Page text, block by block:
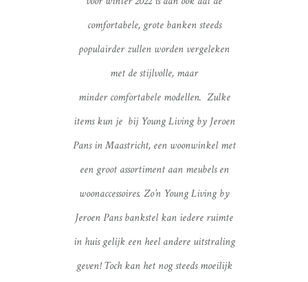
comfortabele, grote banken steeds
populairder zullen worden vergeleken
met de stijlvolle, maar
minder comfortabele modellen. Zulke
items kun je bij Young Living by Jeroen
Pans in Maastricht, een woonwinkel met
een groot assortiment aan meubels en
woonaccessoires. Zo’n Young Living by
Jeroen Pans bankstel kan iedere ruimte
in huis gelijk een heel andere uitstraling
geven! Toch kan het nog steeds moeilijk